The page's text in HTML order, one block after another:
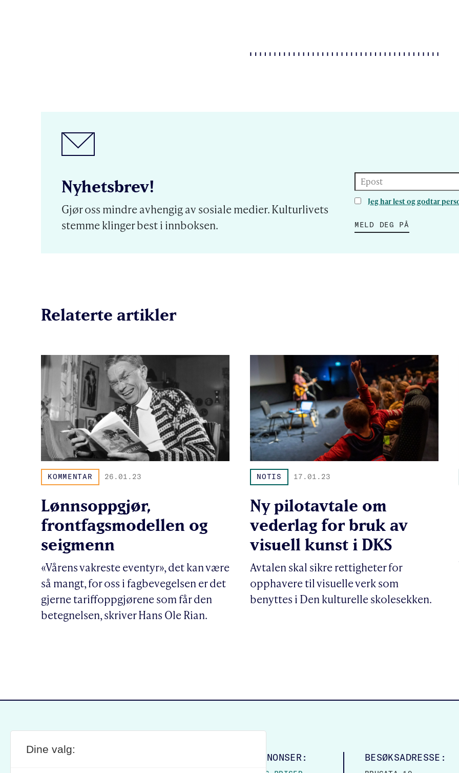
Nyhetsbrev!
Gjør oss mindre avhengig av sosiale medier. Kulturlivets
stemme klinger best i innboksen.
Epost
Jeg har lest og godtar
MELD DEG PÅ
Relaterte artikler
KOMMENTAR 26.01.23
Lønnsoppgjør,
frontfagsmodellen og
seigmenn
«Vårens vakreste eventyr», det kan være
så mangt, for oss i fagbevegelsen er det
gjerne tariffoppgjørene som får den
betegnelsen, skriver Hans Ole Rian.
NOTIS 17.01.23
Ny pilotavtale om
vederlag for bruk av
visuell kunst i DKS
Avtalen skal sikre rettigheter for
opphavere til visuelle verk som
benyttes i Den kulturelle skolesekken.
SITE FOOTERANSVARLIG REDAKTØR: STILLINGSANNONSER: BESØKSADRESSE:
Dine valg: